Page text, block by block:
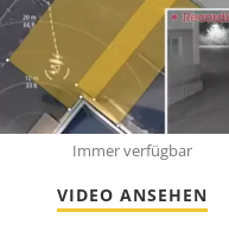
Immer verfügbar
VIDEO ANSEHEN